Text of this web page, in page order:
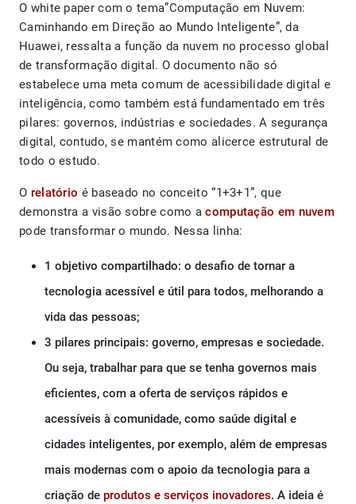
O white paper com o tema”Computação em Nuvem:
Caminhando em Direção ao Mundo Inteligente”, da
Huawei, ressalta a função da nuvem no processo global
de transformação digital. O documento não só
estabelece uma meta comum de acessibilidade digital e
inteligência, como também está fundamentado em três
pilares: governos, indústrias e sociedades. A segurança
digital, contudo, se mantém como alicerce estrutural de
todo o estudo.
O relatório é baseado no conceito “1+3+1”, que
demonstra a visão sobre como acomputação em nuvem
pode transformar o mundo. Nessa linha:
1 objetivo compartilhado: o desafio de tornar a
tecnologia acessível e útil para todos, melhorando a
vida das pessoas;
3 pilares principais: governo, empresas e sociedade.
Ou seja, trabalhar para que se tenha governos mais
eficientes, com a oferta de serviços rápidos e
acessíveis à comunidade, como saúde digital e
cidades inteligentes, por exemplo, além de empresas
mais modernas com o apoio da tecnologia para a
criação de produtos e serviços inovadores. A ideia é